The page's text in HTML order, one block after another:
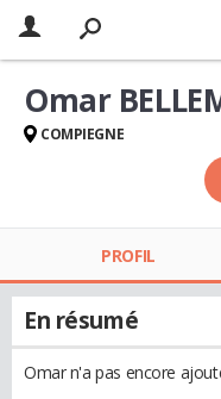
Omar
COMPIEGNE
PROFIL
En résumé
Omar n'a pas encore